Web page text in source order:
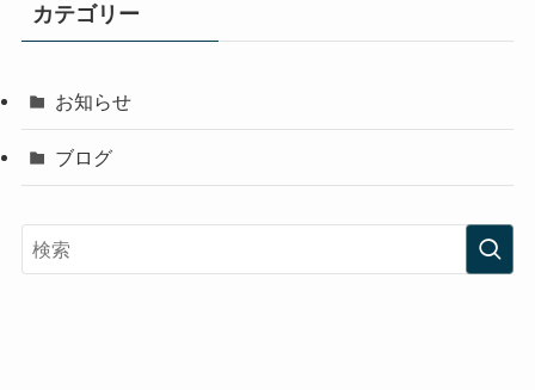
ブ
カテゴリー
お知らせ
ブログ